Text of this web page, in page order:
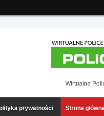
in
Wirtualne
prywatności Strona